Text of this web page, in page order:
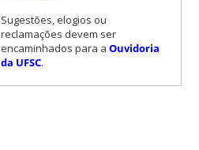
Sugestões, elogios ou
reclamações devem ser
encaminhados para a Ouvidoria
da UFSC.